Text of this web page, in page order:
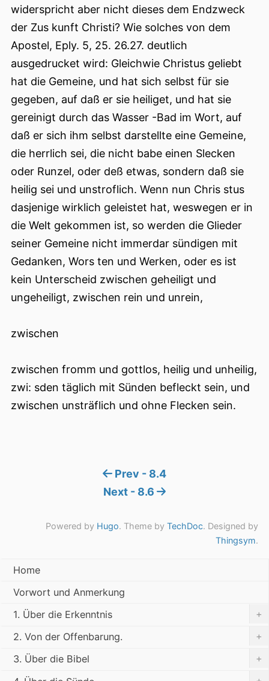
widerspricht aber nicht dieses dem Endzweck
der Zus kunft Christi? Wie solches von dem
Apostel, Eply. 5, 25. 26.27. deutlich
ausgedrucket wird: Gleichwie Christus geliebt
hat die Gemeine, und hat sich selbst für sie
gegeben, auf daß er sie heiliget, und hat sie
gereinigt durch das Wasser -Bad im Wort, auf
daß er sich ihm selbst darstellte eine Gemeine,
die herrlich sei, die nicht babe einen Slecken
oder Runzel, oder deß etwas, sondern daß sie
heilig sei und unstroflich. Wenn nun Chris stus
dasjenige wirklich geleistet hat, weswegen er in
die Welt gekommen ist, so werden die Glieder
seiner Gemeine nicht immerdar sündigen mit
Gedanken, Wors ten und Werken, oder es ist
kein Unterscheid zwischen geheiligt und
ungeheiligt, zwischen rein und unrein,
zwischen
zwischen fromm und gottlos, heilig und unheilig,
zwi: sden täglich mit Sünden befleckt sein, und
zwischen unsträflich und ohne Flecken sein.
Prev - 8.4
Next - 8.6
Powered by Hugo. Theme by TechDoc. Designed by
Thingsym.
Home
Vorwort und Anmerkung
1. Über die Erkenntnis
+
2. Von der Offenbarung.
+
3. Über die Bibel
+